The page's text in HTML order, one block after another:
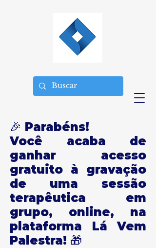
🎉 Parabéns!
Você acaba de
ganhar acesso
gratuito à gravação
de uma sessão
terapêutica em
grupo, online, na
plataforma Lá Vem
Palestra! 🎁